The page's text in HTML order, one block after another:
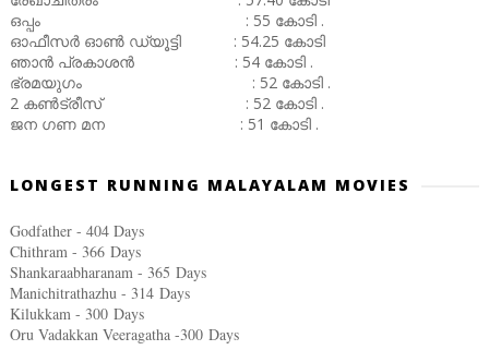
ഒപ്പം : 55 കോടി .
ഓഫീസർ ഓൺ ഡ്യൂട്ടി : 54.25 കോടി
ഞാൻ പ്രകാശൻ : 54 കോടി .
ഭ്രമയുഗം : 52 കോടി .
2 കൺട്രീസ് : 52 കോടി .
ജന ഗണ മന : 51 കോടി .
LONGEST RUNNING MALAYALAM MOVIES
Godfather - 404 Days
Chithram - 366 Days
Shankaraabharanam - 365 Days
Manichitrathazhu - 314 Days
Kilukkam - 300 Days
Oru Vadakkan Veeragatha -300 Days